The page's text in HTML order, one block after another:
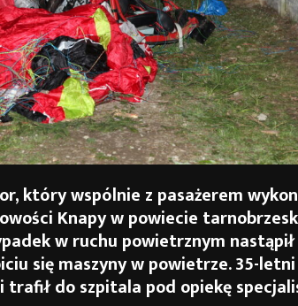
który wspólnie z pasażerem
Knapy w powiecie
w ruchu powietrznym nastąpił
się maszyny w powietrze. 35-
trafił do szpitala pod opiekę